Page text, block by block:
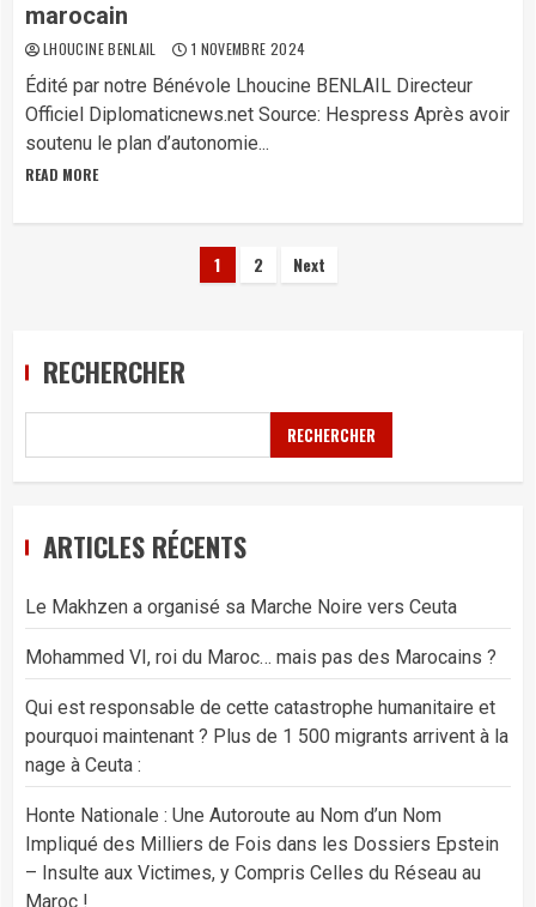
marocain
LHOUCINE BENLAIL 1 NOVEMBRE 2024
Édité par notre Bénévole Lhoucine BENLAIL Directeur
Officiel Diplomaticnews.net Source: Hespress Après avoir
soutenu le plan d’autonomie...
READ MORE
Pagination
1 2 Next
RECHERCHER
RECHERCHER
ARTICLES RÉCENTS
Le Makhzen a organisé sa Marche Noire vers Ceuta
Mohammed VI, roi du Maroc… mais pas des Marocains ?
Qui est responsable de cette catastrophe humanitaire et
pourquoi maintenant ? Plus de 1 500 migrants arrivent à la
nage à Ceuta :
Honte Nationale : Une Autoroute au Nom d’un Nom
Impliqué des Milliers de Fois dans les Dossiers Epstein
– Insulte aux Victimes, y Compris Celles du Réseau au
Maroc !